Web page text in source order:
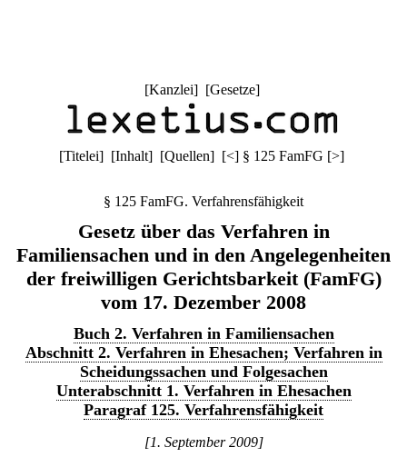
[Kanzlei] [Gesetze]
[Titelei] [Inhalt] [Quellen] [<] § 125 FamFG [>]
§ 125 FamFG. Verfahrensfähigkeit
Gesetz über das Verfahren in
Familiensachen und in den Angelegenheiten
der freiwilligen Gerichtsbarkeit (FamFG)
vom 17. Dezember 2008
Buch 2. Verfahren in Familiensachen
Abschnitt 2. Verfahren in Ehesachen; Verfahren in
Scheidungssachen und Folgesachen
Unterabschnitt 1. Verfahren in Ehesachen
Paragraf 125. Verfahrensfähigkeit
[1. September 2009]